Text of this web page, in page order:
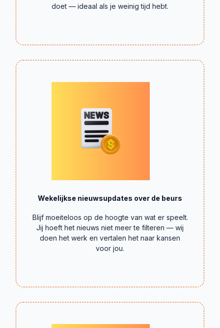
doet — ideaal als je weinig tijd hebt.
Wekelijkse nieuwsupdates over de beurs
Blijf moeiteloos op de hoogte van wat er speelt.
Jij hoeft het nieuws niet meer te filteren — wij
doen het werk en vertalen het naar kansen
voor jou.